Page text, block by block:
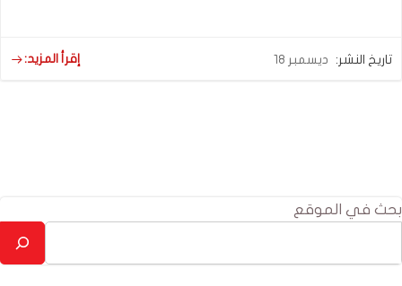
تاريخ النشر: ديسمبر 18 إقرأ المزيد:
بحث في الموقع